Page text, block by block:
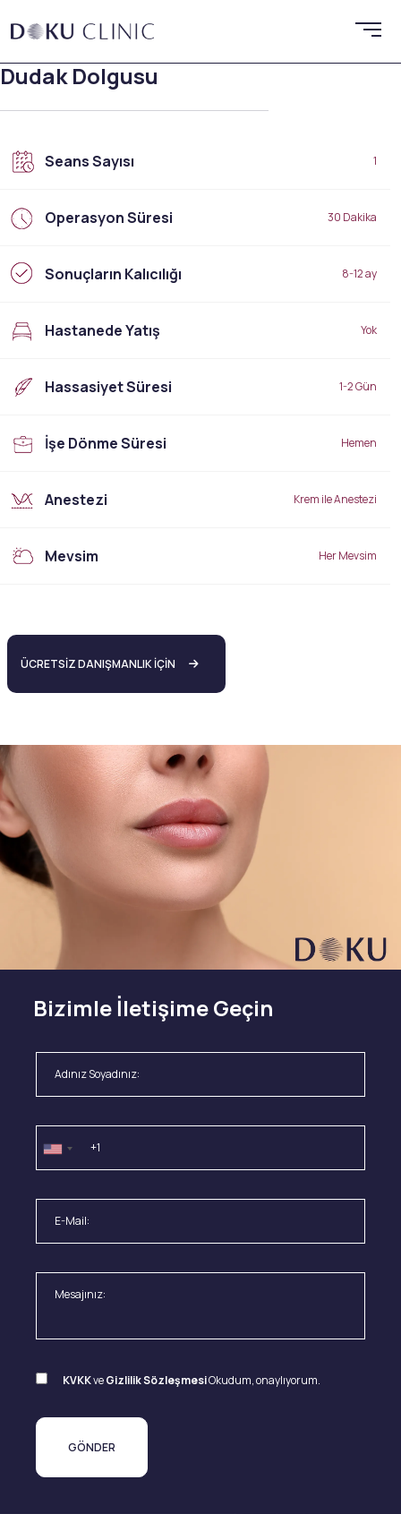
Dudak Dolgusu
Seans Sayısı 1
Operasyon Süresi 30 Dakika
Sonuçların Kalıcılığı 8-12 ay
Hastanede Yatış Yok
Hassasiyet Süresi 1-2 Gün
İşe Dönme Süresi Hemen
Anestezi Krem ile Anestezi
Mevsim Her Mevsim
ÜCRETSİZ DANIŞMANLIK İÇİN
Bizimle İletişime Geçin
KVKKveGizlilik SözleşmesiOkudum, onaylıyorum.